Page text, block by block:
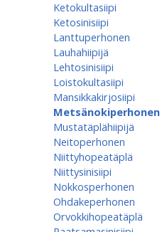
Ketokultasiipi
Ketosinisiipi
Lanttuperhonen
Lauhahiipijä
Lehtosinisiipi
Loistokultasiipi
Mansikkakirjosiipi
Metsänokiperhonen
Mustatäplähiipijä
Neitoperhonen
Niittyhopeatäplä
Niittysinisiipi
Nokkosperhonen
Ohdakeperhonen
Orvokkihopeatäplä